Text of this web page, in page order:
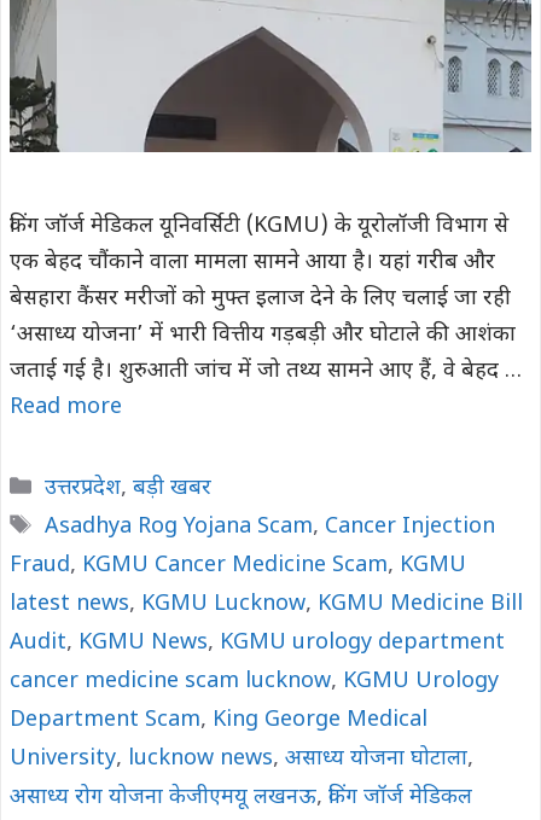
किंग जॉर्ज मेडिकल यूनिवर्सिटी (KGMU) के यूरोलॉजी विभाग से
एक बेहद चौंकाने वाला मामला सामने आया है। यहां गरीब और
बेसहारा कैंसर मरीजों को मुफ्त इलाज देने के लिए चलाई जा रही
‘असाध्य योजना’ में भारी वित्तीय गड़बड़ी और घोटाले की आशंका
जताई गई है। शुरुआती जांच में जो तथ्य सामने आए हैं, वे बेहद …
Read more
Categories
उत्तरप्रदेश, बड़ी खबर
Tags
Asadhya Rog Yojana Scam, Cancer Injection
Fraud, KGMU Cancer Medicine Scam, KGMU
latest news, KGMU Lucknow, KGMU Medicine Bill
Audit, KGMU News, KGMU urology department
cancer medicine scam lucknow, KGMU Urology
Department Scam, King George Medical
University, lucknow news, असाध्य योजना घोटाला,
असाध्य रोग योजना केजीएमयू लखनऊ, किंग जॉर्ज मेडिकल